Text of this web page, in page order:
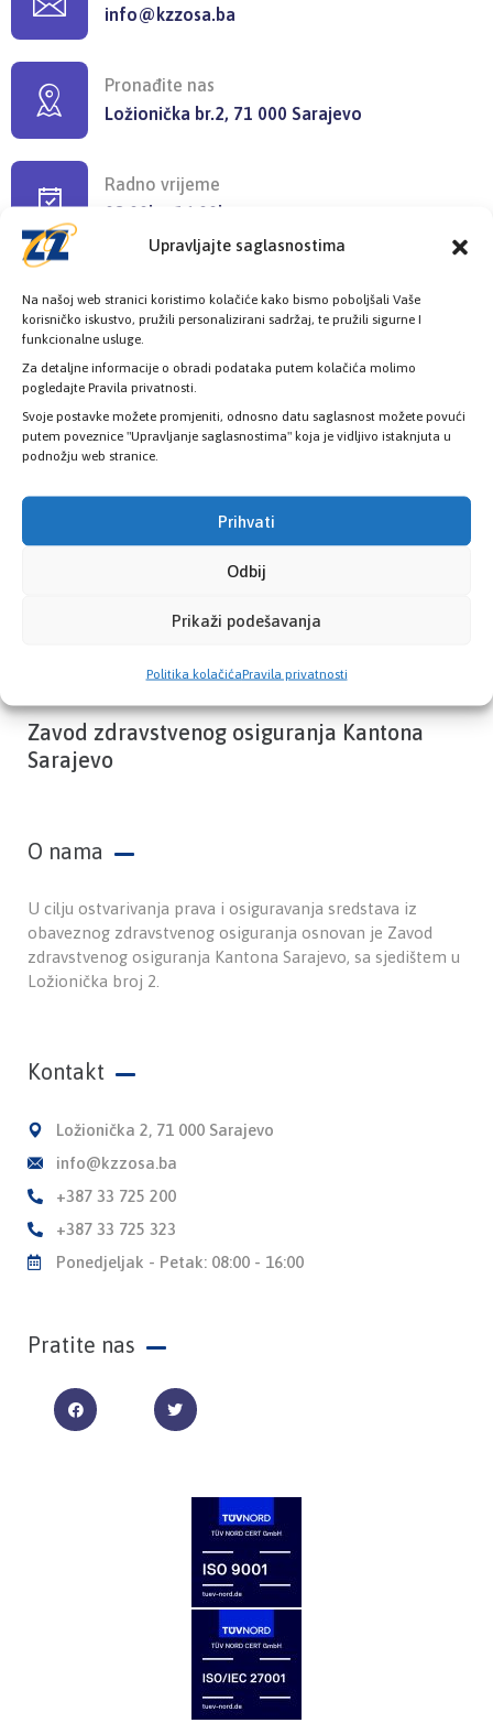
Upravljajte saglasnostima
Na našoj web stranici koristimo kolačiće kako bismo poboljšali Vaše
korisničko iskustvo, pružili personalizirani sadržaj, te pružili sigurne I
funkcionalne usluge.
Za detaljne informacije o obradi podataka putem kolačića molimo
pogledajte Pravila privatnosti.
Svoje postavke možete promjeniti, odnosno datu saglasnost možete povući
putem poveznice "Upravljanje saglasnostima" koja je vidljivo istaknjuta u
podnožju web stranice.
Prihvati
Odbij
Prikaži podešavanja
Politika kolačićaPravila privatnosti
info@kzzosa.ba
Pronađite nas
Ložionička br.2, 71 000 Sarajevo
Radno vrijeme
08:00h - 16:00h
Provjerite status vaše elektronske
zdravstvene kartice
PROVJERITE STATUS
Zavod zdravstvenog osiguranja Kantona
Sarajevo
O nama
U cilju ostvarivanja prava i osiguravanja sredstava iz
obaveznog zdravstvenog osiguranja osnovan je Zavod
zdravstvenog osiguranja Kantona Sarajevo, sa sjedištem u
Ložionička broj 2.
Kontakt
Ložionička 2, 71 000 Sarajevo
info@kzzosa.ba
+387 33 725 200
+387 33 725 323
Ponedjeljak - Petak: 08:00 - 16:00
Pratite nas